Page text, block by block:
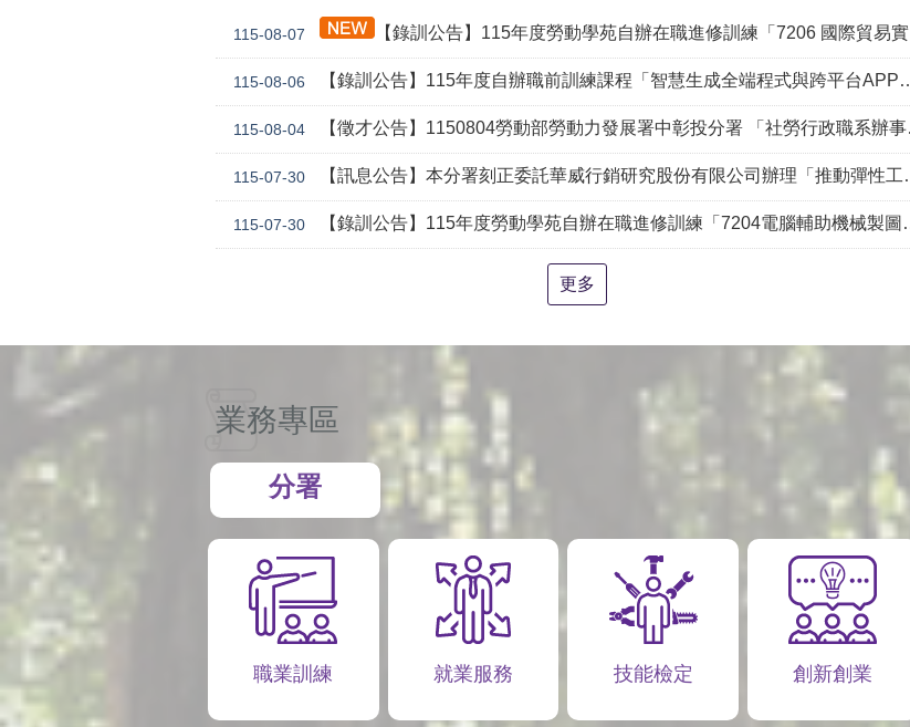
115-08-07 【錄訓公告】115年度勞動學苑自辦在職進修訓練「7206 國際貿易實務班」甄試錄取名單公告(詳如附件)
115-08-06 【錄訓公告】115年度自辦職前訓練課程「智慧生成全端程式與跨平台APP整合實務班第2期(臺中)」甄試錄取名單公告。
115-08-04 【徵才公告】1150804勞動部勞動力發展署中彰投分署 「社勞行政職系辦事員」職缺1名公開徵才
115-07-30 【訊息公告】本分署刻正委託華威行銷研究股份有限公司辦理「推動彈性工作對促進中高齡就業及職場適應之探討」問卷調查
115-07-30 【錄訓公告】115年度勞動學苑自辦在職進修訓練「7204電腦輔助機械製圖進階班(SolidWorks)」、「7205 手機拍片短影音行銷班」甄試錄取名單公告(詳如附件)
更多
業務專區
分署
職業訓練 就業服務 技能檢定 創新創業